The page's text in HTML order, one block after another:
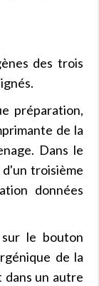
des trois
préparation,
de la
Dans le
troisième
données
le bouton
de la
dans un autre